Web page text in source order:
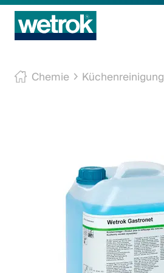
Reinigungsprodukte
Chemie Küchenreinigung